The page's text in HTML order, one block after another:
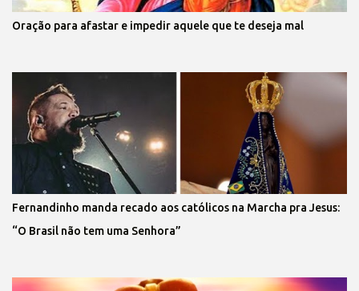
Oração para afastar e impedir aquele que te deseja mal
Fernandinho manda recado aos católicos na Marcha pra Jesus:
“O Brasil não tem uma Senhora”